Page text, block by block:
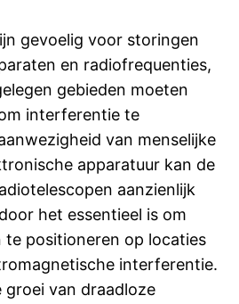
gevoelig voor storingen
en radiofrequenties,
gebieden moeten
interferentie te
van menselijke
apparatuur kan de
aanzienlijk
het essentieel is om
te positioneren op locaties
interferentie.
van draadloze